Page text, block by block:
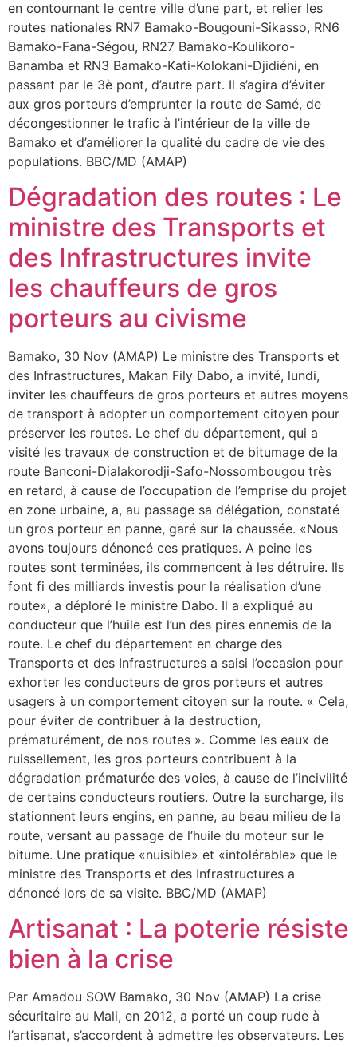
en contournant le centre ville d’une part, et relier les
routes nationales RN7 Bamako-Bougouni-Sikasso, RN6
Bamako-Fana-Ségou, RN27 Bamako-Koulikoro-
Banamba et RN3 Bamako-Kati-Kolokani-Djidiéni, en
passant par le 3è pont, d’autre part. Il s’agira d’éviter
aux gros porteurs d’emprunter la route de Samé, de
décongestionner le trafic à l’intérieur de la ville de
Bamako et d’améliorer la qualité du cadre de vie des
populations. BBC/MD (AMAP)
Dégradation des routes : Le
ministre des Transports et
des Infrastructures invite
les chauffeurs de gros
porteurs au civisme
Bamako, 30 Nov (AMAP) Le ministre des Transports et
des Infrastructures, Makan Fily Dabo, a invité, lundi,
inviter les chauffeurs de gros porteurs et autres moyens
de transport à adopter un comportement citoyen pour
préserver les routes. Le chef du département, qui a
visité les travaux de construction et de bitumage de la
route Banconi-Dialakorodji-Safo-Nossombougou très
en retard, à cause de l’occupation de l’emprise du projet
en zone urbaine, a, au passage sa délégation, constaté
un gros porteur en panne, garé sur la chaussée. «Nous
avons toujours dénoncé ces pratiques. A peine les
routes sont terminées, ils commencent à les détruire. Ils
font fi des milliards investis pour la réalisation d’une
route», a déploré le ministre Dabo. Il a expliqué au
conducteur que l’huile est l’un des pires ennemis de la
route. Le chef du département en charge des
Transports et des Infrastructures a saisi l’occasion pour
exhorter les conducteurs de gros porteurs et autres
usagers à un comportement citoyen sur la route. « Cela,
pour éviter de contribuer à la destruction,
prématurément, de nos routes ». Comme les eaux de
ruissellement, les gros porteurs contribuent à la
dégradation prématurée des voies, à cause de l’incivilité
de certains conducteurs routiers. Outre la surcharge, ils
stationnent leurs engins, en panne, au beau milieu de la
route, versant au passage de l’huile du moteur sur le
bitume. Une pratique «nuisible» et «intolérable» que le
ministre des Transports et des Infrastructures a
dénoncé lors de sa visite. BBC/MD (AMAP)
Artisanat : La poterie résiste
bien à la crise
Par Amadou SOW Bamako, 30 Nov (AMAP) La crise
sécuritaire au Mali, en 2012, a porté un coup rude à
l’artisanat, s’accordent à admettre les observateurs. Les